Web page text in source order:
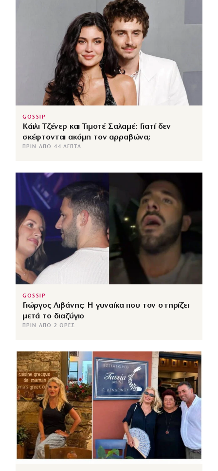
GOSSIP
Κάιλι Τζένερ και Τιμοτέ Σαλαμέ: Γιατί δεν
σκέφτονται ακόμη τον αρραβώνα;
ΠΡΙΝ ΑΠΌ 44 ΛΕΠΤΆ
GOSSIP
Γιώργος Λιβάνης: Η γυναίκα που τον στηρίζει
μετά το διαζύγιο
ΠΡΙΝ ΑΠΌ 2 ΏΡΕΣ